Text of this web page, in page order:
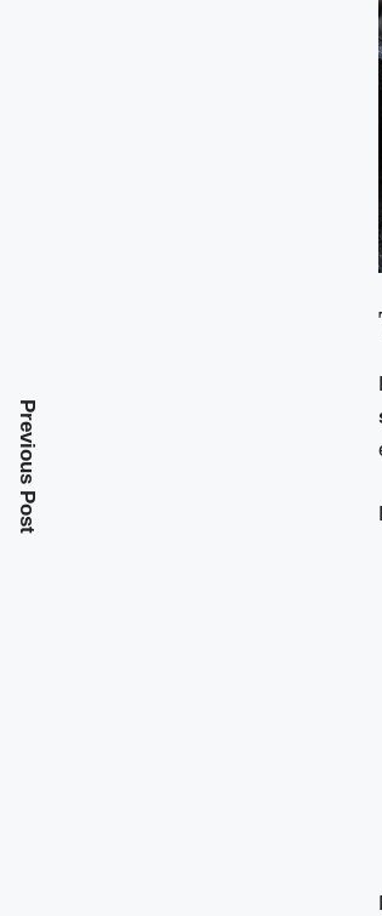
Previous Post